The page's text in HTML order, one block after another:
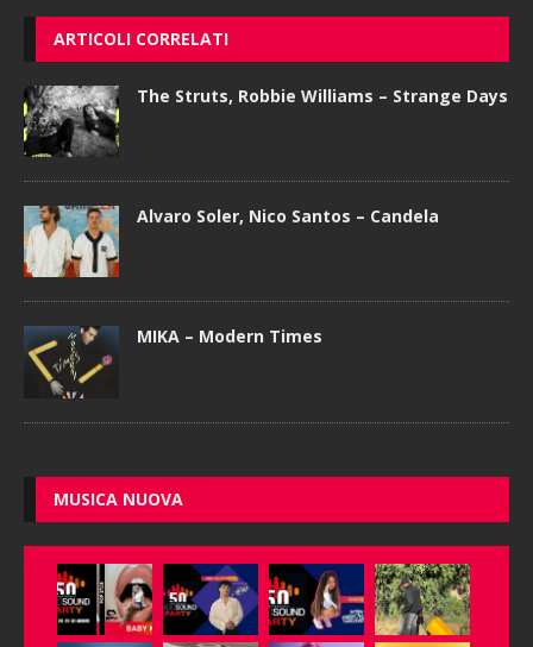
ARTICOLI CORRELATI
The Struts, Robbie Williams – Strange Days
Alvaro Soler, Nico Santos – Candela
MIKA – Modern Times
MUSICA NUOVA